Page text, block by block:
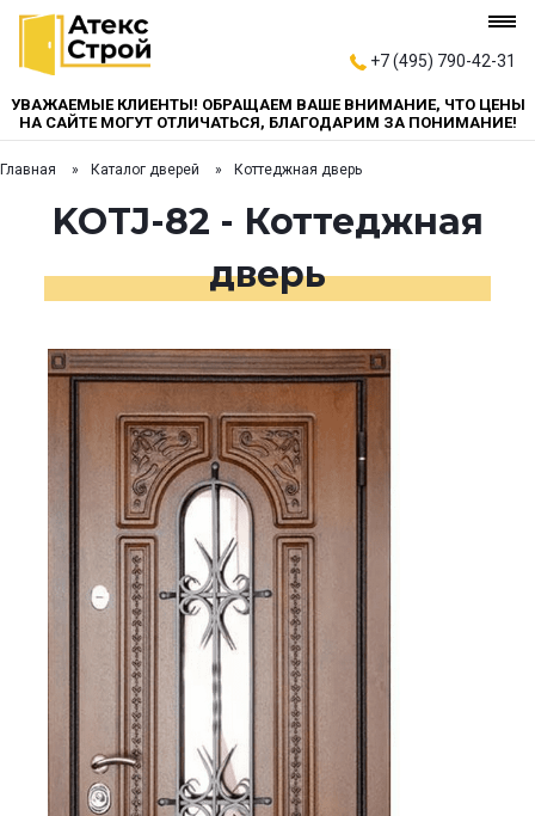
+7 (495) 790-42-31
УВАЖАЕМЫЕ КЛИЕНТЫ! ОБРАЩАЕМ ВАШЕ ВНИМАНИЕ, ЧТО ЦЕНЫ
НА САЙТЕ МОГУТ ОТЛИЧАТЬСЯ, БЛАГОДАРИМ ЗА ПОНИМАНИЕ!
Главная Каталог дверей Коттеджная дверь
KOTJ-82 - Коттеджная
дверь